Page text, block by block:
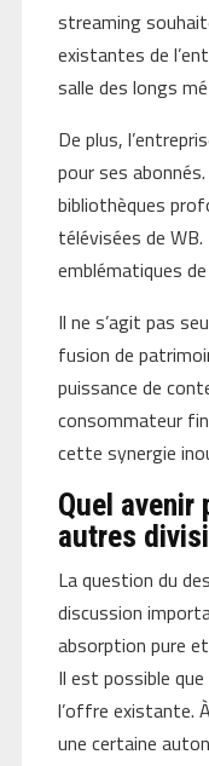
streaming
existantes de
salle des longs
De plus,
pour ses
bibliothèques
télévisées de WB.
emblématiques
Il ne s’agit pas
fusion de
puissance de
consommateur
cette synergie
Quel avenir
autres
La question du
discussion
absorption pure
Il est possible
l’offre existante.
une certaine